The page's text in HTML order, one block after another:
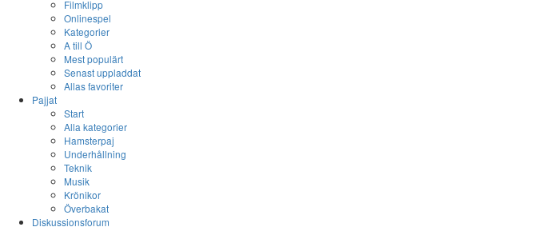
Filmklipp
Onlinespel
Kategorier
A till Ö
Mest populärt
Senast uppladdat
Allas favoriter
Pajjat
Start
Alla kategorier
Hamsterpaj
Underhållning
Teknik
Musik
Krönikor
Överbakat
Diskussionsforum